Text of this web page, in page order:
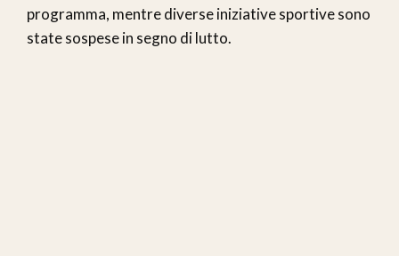
programma, mentre diverse iniziative sportive sono
state sospese in segno di lutto.